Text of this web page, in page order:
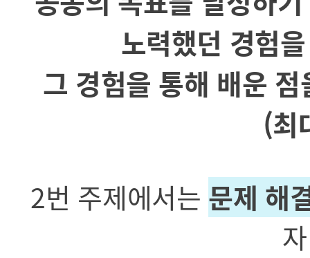
노력했던 경험
그 경험을 통해 배운
(최
2번 주제에서는 문제 해